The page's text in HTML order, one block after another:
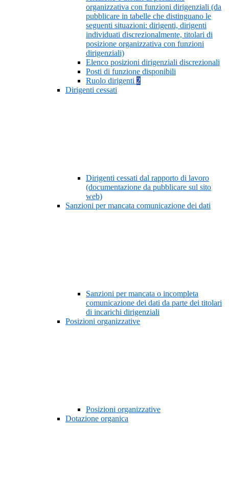
organizzativa con funzioni dirigenziali (da
pubblicare in tabelle che distinguano le
seguenti situazioni: dirigenti, dirigenti
individuati discrezionalmente, titolari di
posizione organizzativa con funzioni
dirigenziali)
Elenco posizioni dirigenziali discrezionali
Posti di funzione disponibili
Ruolo dirigenti 2
Dirigenti cessati
Dirigenti cessati dal rapporto di lavoro
(documentazione da pubblicare sul sito
web)
Sanzioni per mancata comunicazione dei dati
Sanzioni per mancata o incompleta
comunicazione dei dati da parte dei titolari
di incarichi dirigenziali
Posizioni organizzative
Posizioni organizzative
Dotazione organica